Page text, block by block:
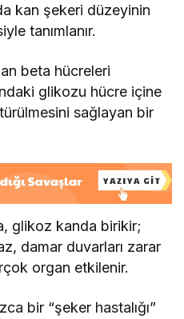
kan şekeri düzeyinin
tanımlanır.
beta hücreleri
glikozu hücre içine
sağlayan bir
glikoz kanda birikir;
damar duvarları zarar
organ etkilenir.
bir “şeker hastalığı”